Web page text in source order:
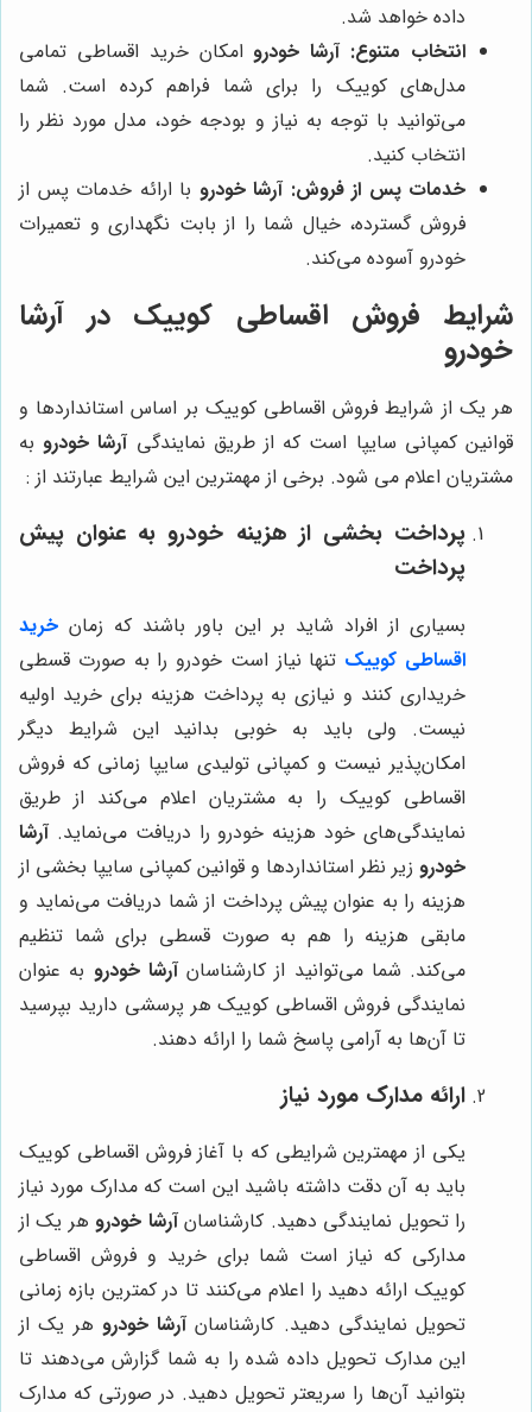
داده خواهد شد.
انتخاب متنوع: آرشا خودرو امکان خرید اقساطی تمامی
مدل‌های کوییک را برای شما فراهم کرده است. شما
می‌توانید با توجه به نیاز و بودجه خود، مدل مورد نظر را
انتخاب کنید.
خدمات پس از فروش: آرشا خودرو با ارائه خدمات پس از
فروش گسترده، خیال شما را از بابت نگهداری و تعمیرات
خودرو آسوده می‌کند.
شرایط فروش اقساطی کوییک در آرشا
خودرو
هر یک از شرایط فروش اقساطی کوییک بر اساس استانداردها و
قوانین کمپانی سایپا است که از طریق نمایندگیآرشا خودروبه
مشتریان اعلام می شود. برخی از مهمترین این شرایط عبارتند از :
پرداخت بخشی از هزینه خودرو به عنوان پیش
پرداخت
بسیاری از افراد شاید بر این باور باشند که زمان خرید
اقساطی کوییک تنها نیاز است خودرو را به صورت قسطی
خریداری کنند و نیازی به پرداخت هزینه برای خرید اولیه
نیست. ولی باید به خوبی بدانید این شرایط دیگر
امکان‌پذیر نیست و کمپانی تولیدی سایپا زمانی که فروش
اقساطی کوییک را به مشتریان اعلام می‌کند از طریق
نمایندگی‌های خود هزینه خودرو را دریافت می‌نماید.آرشا
خودرو زیر نظر استانداردها و قوانین کمپانی سایپا بخشی از
هزینه را به عنوان پیش پرداخت از شما دریافت می‌نماید و
مابقی هزینه را هم به صورت قسطی برای شما تنظیم
می‌کند. شما می‌توانید از کارشناسانآرشا خودرو به عنوان
نمایندگی فروش اقساطی کوییک هر پرسشی دارید بپرسید
تا آن‌ها به آرامی پاسخ شما را ارائه دهند.
ارائه مدارک مورد نیاز
یکی از مهمترین شرایطی که با آغاز فروش اقساطی کوییک
باید به آن دقت داشته باشید این است که مدارک مورد نیاز
را تحویل نمایندگی دهید. کارشناسانآرشا خودروهر یک از
مدارکی که نیاز است شما برای خرید و فروش اقساطی
کوییک ارائه دهید را اعلام می‌کنند تا در کمترین بازه زمانی
تحویل نمایندگی دهید. کارشناسانآرشا خودرو هر یک از
این مدارک تحویل داده شده را به شما گزارش می‌دهند تا
بتوانید آن‌ها را سریعتر تحویل دهید. در صورتی که مدارک